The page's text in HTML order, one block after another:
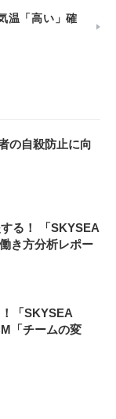
温「高い」確
の自殺防止に向
る！ 「SKYSEA
き方分析レポー
「SKYSEA
「チームの変